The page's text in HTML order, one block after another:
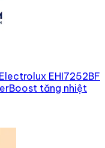
EHI7252BF
tăng nhiệt